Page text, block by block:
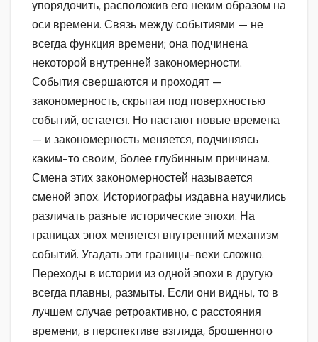
упорядочить, расположив его неким образом на
оси времени. Связь между событиями — не
всегда функция времени; она подчинена
некоторой внутренней закономерности.
События свершаются и проходят —
закономерность, скрытая под поверхностью
событий, остается. Но настают новые времена
— и закономерность меняется, подчиняясь
каким-то своим, более глубинным причинам.
Смена этих закономерностей называется
сменой эпох. Историографы издавна научились
различать разные исторические эпохи. На
границах эпох меняется внутренний механизм
событий. Угадать эти границы-вехи сложно.
Переходы в истории из одной эпохи в другую
всегда плавны, размыты. Если они видны, то в
лучшем случае ретроактивно, с расстояния
времени, в перспективе взгляда, брошенного